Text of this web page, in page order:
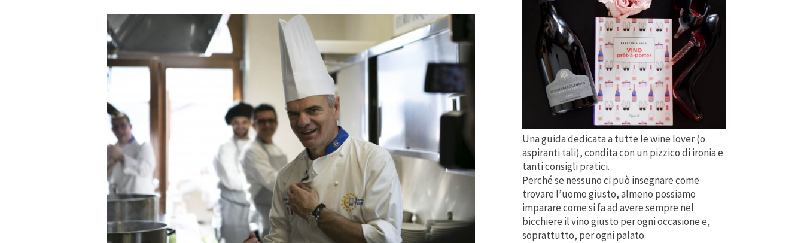
Una guida dedicata a tutte le wine lover (o
aspiranti tali), condita con un pizzico di ironia e
tanti consigli pratici.
Perché se nessuno ci può insegnare come
trovare l’uomo giusto, almeno possiamo
imparare come si fa ad avere sempre nel
bicchiere il vino giusto per ogni occasione e,
soprattutto, per ogni palato.